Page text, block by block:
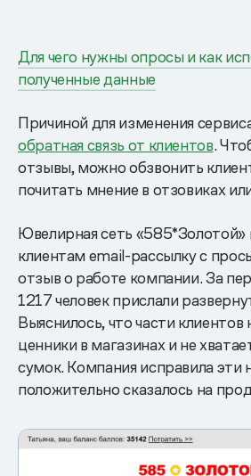
Для чего нужны опросы и как
полученные данные
Причиной для изменения
обратная связь от клиентов.
отзывы, можно обзвонить
почитать мнение в отзовиках
Ювелирная сеть «585*Золотой»
клиентам email-рассылку с
отзыв о работе компании. За
1217 человек прислали
Выяснилось, что части клиентов
ценники в магазинах и не
сумок. Компания исправила эти
положительно сказалось на